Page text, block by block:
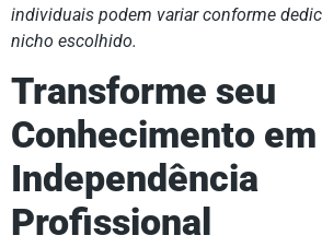
individuais podem variar conforme
nicho escolhido.
Transforme seu
Conhecimento em
Independência
Profissional